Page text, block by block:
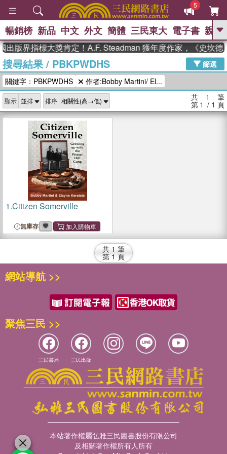
5
GO
熱搜： 高希均教授回憶錄
、 The Odyssey 、 父親節 、 花開錦
繡 、 暑期推薦 、 方念華
李登輝時代 、 數學女孩：黎曼猜想
、
如果歷史是一
群喵 、 臺灣漫遊錄
暢銷榜 新品 中文 外文 簡體 三民東大 電子書 親子
出版界指標大獎肯定！A.F. Steadman 獲年度作家，《史坎德
搜尋結果/ PBKPWDHS
篩選
關鍵字：PBKPWDHS
作者:Bobby Martini/ El...
顯示 排序 共 1 筆
第 1 / 1 頁
1.Citizen Somerville
無庫存
共 1 筆
第 1 頁
網站導航 >>
聚焦三民 >>
三民書局 三民出版
本站著作權屬弘雅三民圖書股份有限公司
及相關著作權所有人所有